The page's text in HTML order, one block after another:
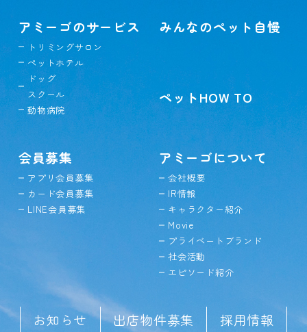
アミーゴのサービス
トリミングサロン
ペットホテル
ドッグ
スクール
動物病院
みんなのペット自慢
ペットHOW TO
会員募集
アプリ会員募集
カード会員募集
LINE会員募集
アミーゴについて
会社概要
IR情報
キャラクター紹介
Movie
プライベートブランド
社会活動
エピソード紹介
お知らせ 出店物件募集
採用情報